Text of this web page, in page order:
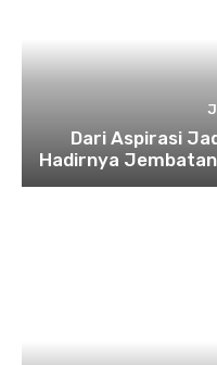
Dari Aspirasi
Hadirnya